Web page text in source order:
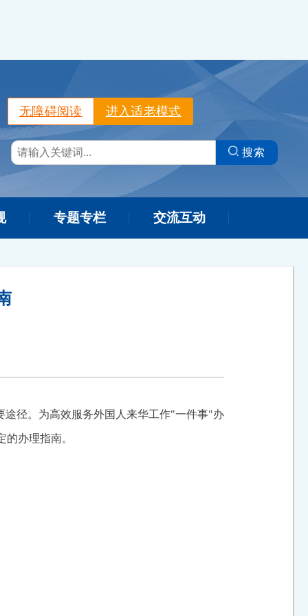
进入适老模式
无障碍阅读
搜索
专题专栏 交流互动
径。为高效服务外国人来华工作"一件事"办
办理指南。